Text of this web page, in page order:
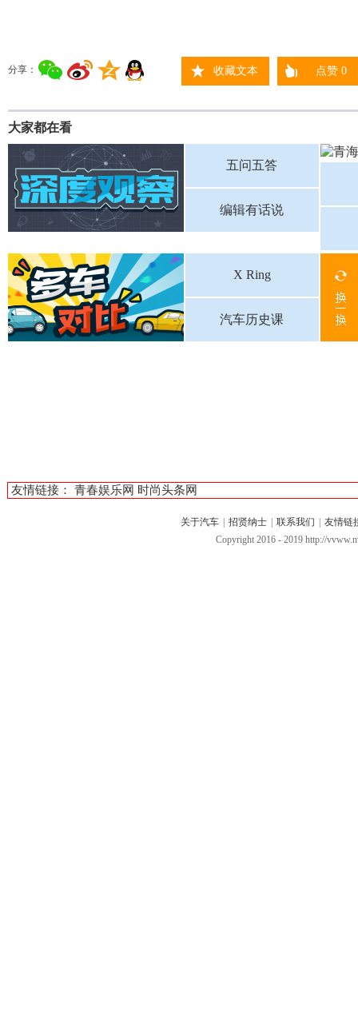
分享： 收藏文本 点赞0
大家都在看
五问五答
编辑有话说
X Ring
汽车历史课
友情链接： 青春娱乐网 时尚头条网
关于汽车 招贤纳士 联系我们
友情链
Copyright 2016 - 2019 http://